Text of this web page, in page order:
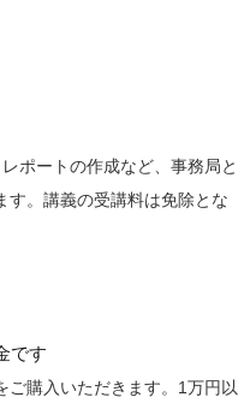
ポートの作成など、事務局と
す。講義の受講料は免除とな
です
購入いただきます。1万円以